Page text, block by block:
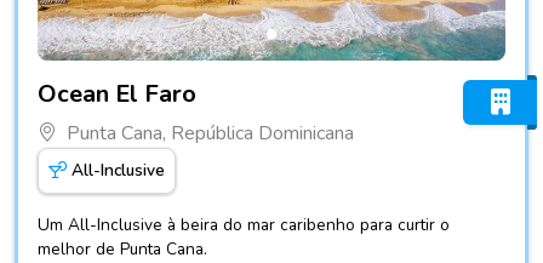
Ocean El Faro
Punta Cana, República Dominicana
All-Inclusive
Um All-Inclusive à beira do mar caribenho para curtir o
melhor de Punta Cana.